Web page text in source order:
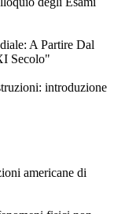
A Partire Dal
Secolo"
introduzione
americane di